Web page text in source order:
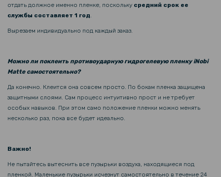
299 грн
279 грн
118 грн
139 грн
Motorola Razr 50 Ultra / Razr+ 2024
239 грн
отдать должное именно пленке, поскольку средний срок ее
службы составляет 1 год.
Вырезаем индивидуально под каждый заказ.
Можно ли поклеить противоударную гидрогелевую пленку iNobi
Matte самостоятельно?
Да конечно. Клеится она совсем просто. По бокам пленка защищена
защитными слоями. Сам процесс интуитивно прост и не требует
особых навыков. При этом само положение пленки можно менять
несколько раз, пока все будет идеально.
Важно!
Не пытайтесь вытеснить все пузырьки воздуха, находящиеся под
пленкой. Маленькие пузырьки исчезнут самостоятельно в течение 24